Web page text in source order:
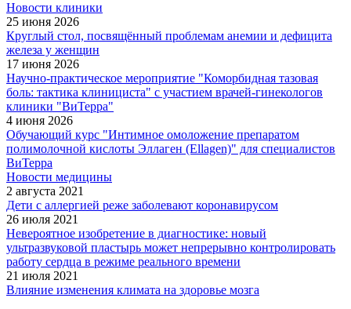
Новости клиники
25 июня 2026
Круглый стол, посвящённый проблемам анемии и дефицита
железа у женщин
17 июня 2026
Научно-практическое мероприятие "Коморбидная тазовая
боль: тактика клинициста" с участием врачей-гинекологов
клиники "ВиТерра"
4 июня 2026
Обучающий курс "Интимное омоложение препаратом
полимолочной кислоты Эллаген (Ellagen)" для специалистов
ВиТерра
Новости медицины
2 августа 2021
Дети с аллергией реже заболевают коронавирусом
26 июля 2021
Невероятное изобретение в диагностике: новый
ультразвуковой пластырь может непрерывно контролировать
работу сердца в режиме реального времени
21 июля 2021
Влияние изменения климата на здоровье мозга